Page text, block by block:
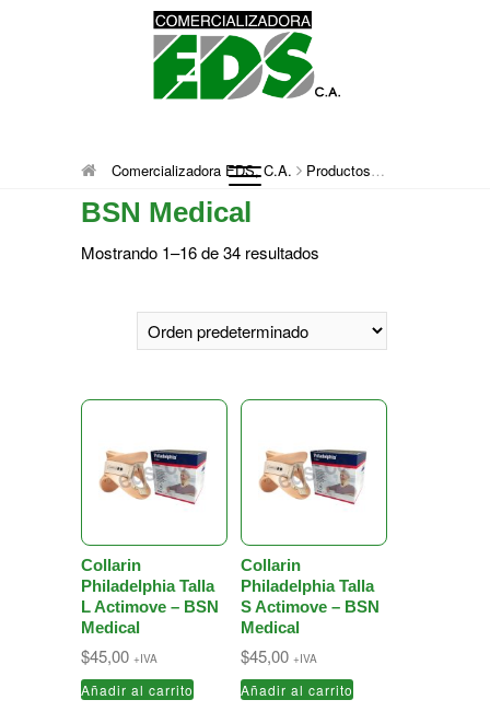
Comercializadora
EDS, C.A.
QUIRÚRGICO DESCARTABLE
Comercializadora EDS, C.A. Productos
BSN Medical
Mostrando 1–16 de 34 resultados
Collarin
Philadelphia Talla
L Actimove – BSN
Medical
$45,00 +IVA
Añadir al carrito
Collarin
Philadelphia Talla
S Actimove – BSN
Medical
$45,00 +IVA
Añadir al carrito